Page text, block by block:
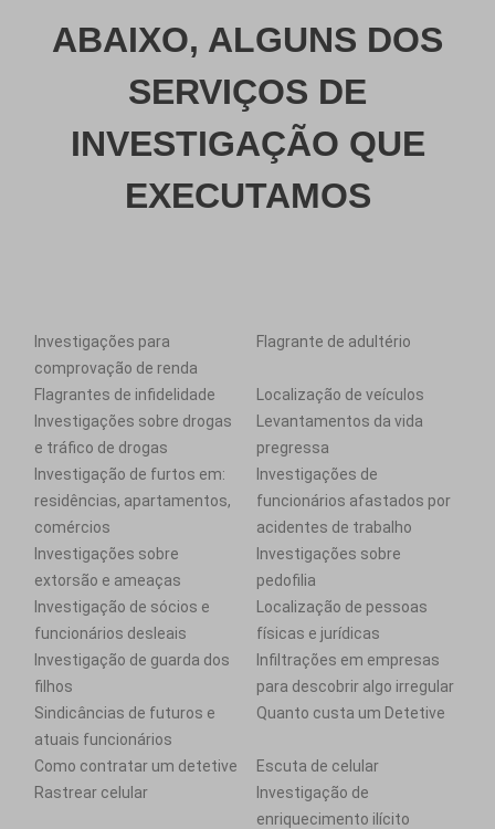
ABAIXO, ALGUNS DOS
SERVIÇOS DE
INVESTIGAÇÃO QUE
EXECUTAMOS
Investigações para
comprovação de renda
Flagrante de adultério
Flagrantes de infidelidade
Localização de veículos
Investigações sobre drogas
e tráfico de drogas
Levantamentos da vida
pregressa
Investigação de furtos em:
residências, apartamentos,
comércios
Investigações de
funcionários afastados por
acidentes de trabalho
Investigações sobre
extorsão e ameaças
Investigações sobre
pedofilia
Investigação de sócios e
funcionários desleais
Localização de pessoas
físicas e jurídicas
Investigação de guarda dos
filhos
Infiltrações em empresas
para descobrir algo irregular
Sindicâncias de futuros e
atuais funcionários
Quanto custa um Detetive
Como contratar um detetive
Escuta de celular
Rastrear celular
Investigação de
enriquecimento ilícito